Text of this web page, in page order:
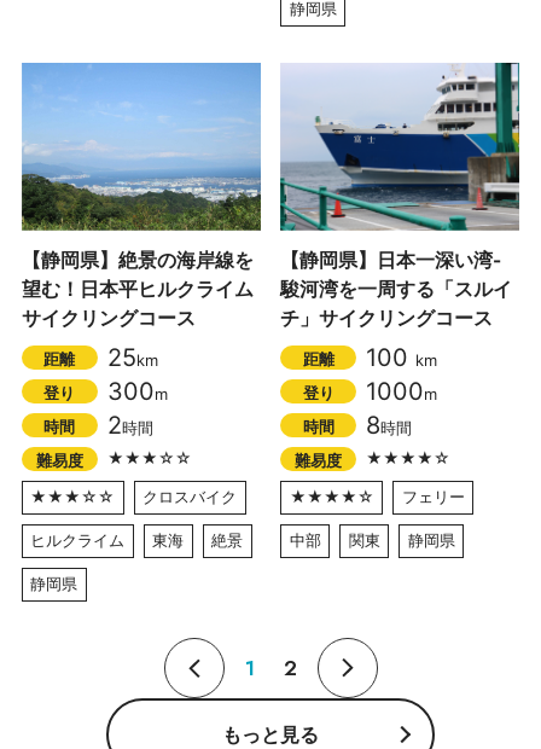
静岡県
【静岡県】絶景の海岸線を
望む！日本平ヒルクライム
サイクリングコース
距離 25km
登り
300m
時間
2時間
難易度
★★★☆☆
★★★☆☆
クロスバイク
ヒルクライム 東海 絶景
静岡県
【静岡県】日本一深い湾-
駿河湾を一周する「スルイ
チ」サイクリングコース
距離 100 km
登り
1000m
時間
8時間
難易度
★★★★☆
★★★★☆
フェリー
中部 関東 静岡県
1 2
もっと見る